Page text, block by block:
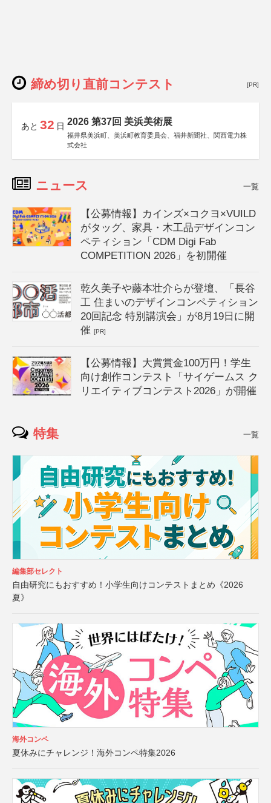
締め切り直前コンテスト [PR]
あと 32 日 2026 第37回 美浜美術展
福井県美浜町、美浜町教育委員会、福井新聞社、関西電力株
式会社
ニュース 一覧
【公募情報】カインズ×コクヨ×VUILD
がタッグ、家具・木工品デザインコン
ペティション「CDM Digi Fab
COMPETITION 2026」を初開催
乾久美子や藤本壮介らが登壇、「長谷
工 住まいのデザインコンペティション
20回記念 特別講演会」が8月19日に開
催[PR]
【公募情報】大賞賞金100万円！学生
向け創作コンテスト「サイゲームス ク
リエイティブコンテスト2026」が開催
特集 一覧
編集部セレクト
自由研究にもおすすめ！小学生向けコンテストまとめ《2026
夏》
海外コンペ
夏休みにチャレンジ！海外コンペ特集2026